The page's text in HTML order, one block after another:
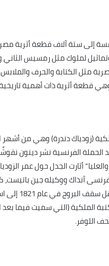
لملوك مثل رمسيس
مثل الكتابة والحرف
قطعة أثرية ذات أهمية
(زودياك دندرة) وهي من
غير شرعى ففي عام 1802 بعد الحملة
أثارت الجدل حول عمر
آنذاك ووكيله جين باتيست، كلود
اللوفر.